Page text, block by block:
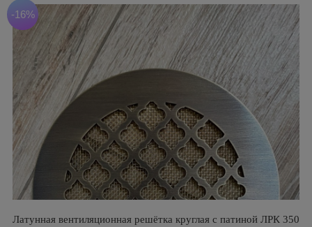
-16%
Латунная вентиляционная решётка круглая с патиной ЛРК 350